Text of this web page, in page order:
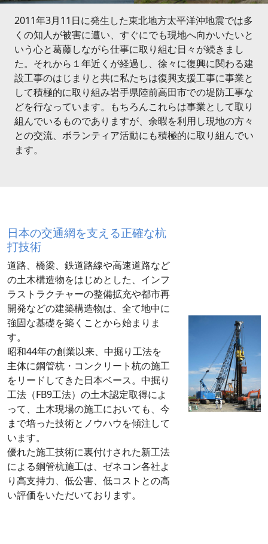
2011年3月11日に発生した東北地方太平洋沖地震では多
くの知人が被害に遭い、すぐにでも現地へ向かいたいと
いう心と葛藤しながら仕事に取り組む日々が続きまし
た。それから１年近くが経過し、徐々に復興に関わる建
設工事のはじまりと共に私たちは復興支援工事に事業と
して積極的に取り組み岩手県陸前高田市での堤防工事な
どを行なっています。もちろんこれらは事業として取り
組んでいるものでありますが、余暇を利用し現地の方々
との交流、ボランティア活動にも積極的に取り組んでい
ます。
日本の交通網を支える正確な杭
打技術
道路、橋梁、鉄道路線や高速道路など
の土木構造物をはじめとした、インフ
ラストラクチャーの整備拡充や都市再
開発などの建築構造物は、全て地中に
強固な基礎を築くことから始まりま
す。
昭和44年の創業以来、中掘り工法を
主体に鋼管杭・コンクリート杭の施工
をリードしてきた日本ベース。中掘り
工法（FB9工法）の土木認定取得によ
って、土木現場の施工においても、今
まで培った技術とノウハウを傾注して
います。
優れた施工技術に裏付けされた新工法
による鋼管杭施工は、ゼネコン各社よ
り高支持力、低公害、低コストとの高
い評価をいただいております。